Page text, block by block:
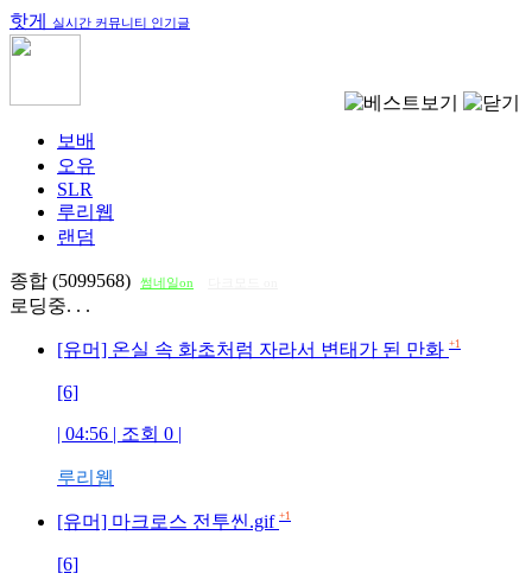
핫게 실시간 커뮤니티 인기글
보배
오유
SLR
루리웹
랜덤
종합 (5099568) 썸네일on
로딩중. . .
[유머] 온실 속 화초처럼 자라서 변태가 된 만화 +1
[6]
| 04:56 | 조회 0 |
루리웹
[유머] 마크로스 전투씬.gif +1
[6]